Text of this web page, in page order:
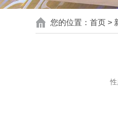
您的位置： 首页 >